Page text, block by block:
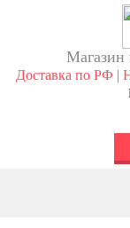
Магазин
Доставка по РФ |